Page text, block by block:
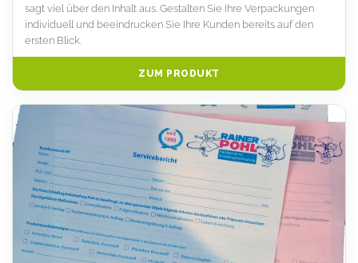
sagt viel über den Inhalt aus. Gestalten Sie Ihre Verpackungen
individuell und beeindrucken Sie Ihre Kunden bereits auf den
ersten Blick.
ZUM PRODUKT